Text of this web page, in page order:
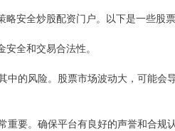
安全炒股配资门户。以下是一些股
全和交易合法性。
的风险。股票市场波动大，可能会
要。确保平台有良好的声誉和合规